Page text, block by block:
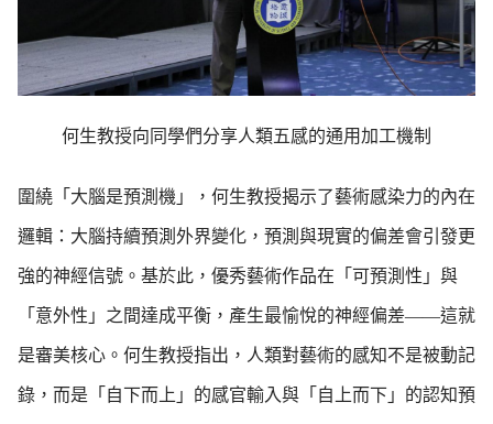
何生教授向同學們分享人類五感的通用加工機制
圍繞「大腦是預測機」，何生教授揭示了藝術感染力的內在
邏輯：大腦持續預測外界變化，預測與現實的偏差會引發更
強的神經信號。基於此，優秀藝術作品在「可預測性」與
「意外性」之間達成平衡，產生最愉悅的神經偏差——這就
是審美核心。何生教授指出，人類對藝術的感知不是被動記
錄，而是「自下而上」的感官輸入與「自上而下」的認知預